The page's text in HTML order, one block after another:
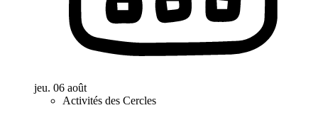
jeu. 06 août
Activités des Cercles